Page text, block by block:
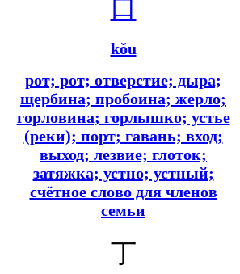
口
kǒu
рот; рот; отверстие; дыра;
щербина; пробоина; жерло;
горловина; горлышко; устье
(реки); порт; гавань; вход;
выход; лезвие; глоток;
затяжка; устно; устный;
счётное слово для членов
семьи
丁